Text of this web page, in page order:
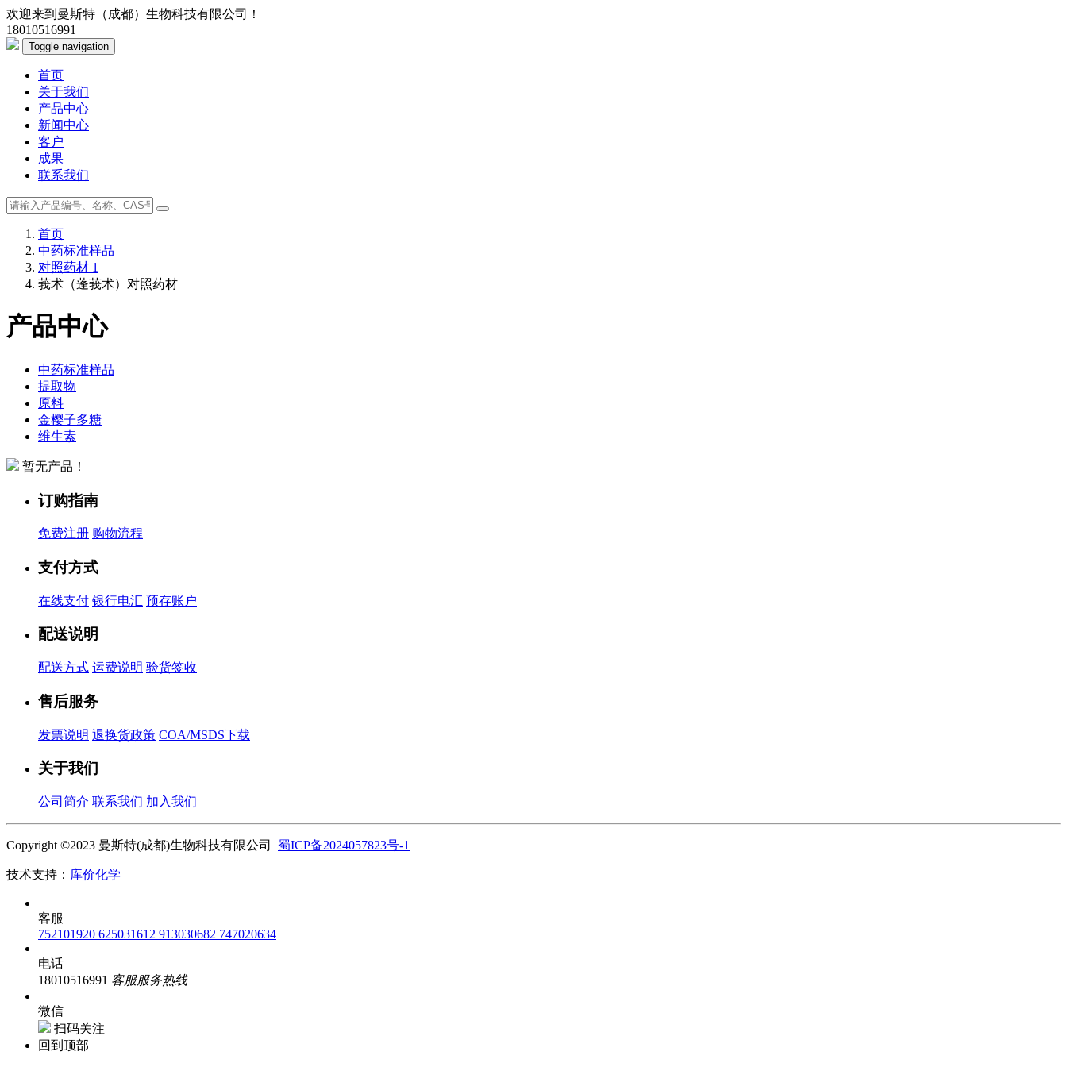
欢迎来到曼斯特（成都）生物科技有限公司！
18010516991
Toggle navigation
首页
关于我们
产品中心
新闻中心
客户
成果
联系我们
首页
中药标准样品
对照药材 1
莪术（蓬莪术）对照药材
产品中心
中药标准样品
提取物
原料
金樱子多糖
维生素
暂无产品！
订购指南
免费注册 购物流程
支付方式
在线支付 银行电汇 预存账户
配送说明
配送方式 运费说明 验货签收
售后服务
发票说明 退换货政策 COA/MSDS下载
关于我们
公司简介 联系我们 加入我们
Copyright ©2023 曼斯特(成都)生物科技有限公司 蜀ICP备2024057823号-1
技术支持： 库价化学
客服
752101920 625031612 913030682 747020634
电话
18010516991 客服服务热线
微信
扫码关注
回到顶部